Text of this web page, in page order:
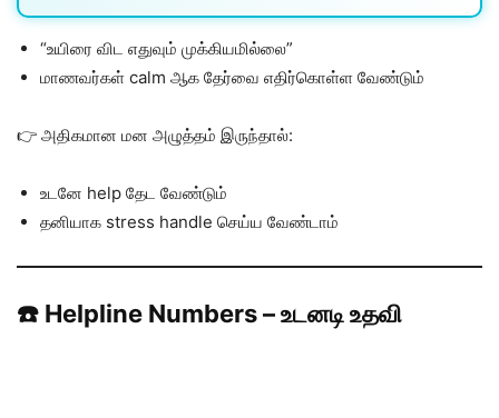
“உயிரை விட எதுவும் முக்கியமில்லை”
மாணவர்கள் calm ஆக தேர்வை எதிர்கொள்ள வேண்டும்
👉 அதிகமான மன அழுத்தம் இருந்தால்:
உடனே help தேட வேண்டும்
தனியாக stress handle செய்ய வேண்டாம்
☎️ Helpline Numbers – உடனடி உதவி